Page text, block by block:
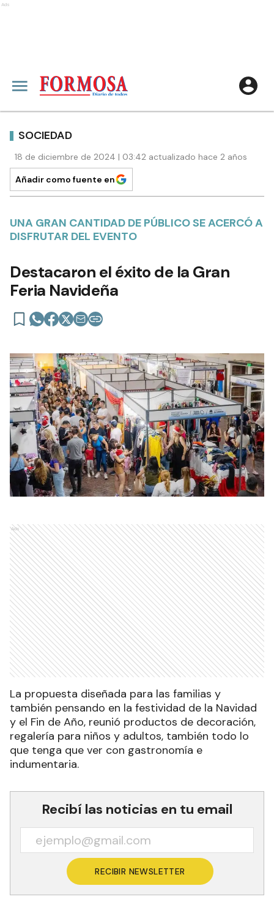
Ads
SOCIEDAD
18 de diciembre de 2024 | 03:42 actualizado hace 2 años
Añadir como fuente en
UNA GRAN CANTIDAD DE PÚBLICO SE ACERCÓ A
DISFRUTAR DEL EVENTO
Destacaron el éxito de la Gran
Feria Navideña
Ads
La propuesta diseñada para las familias y
también pensando en la festividad de la Navidad
y el Fin de Año, reunió productos de decoración,
regalería para niños y adultos, también todo lo
que tenga que ver con gastronomía e
indumentaria.
Recibí las noticias en tu email
RECIBIR NEWSLETTER